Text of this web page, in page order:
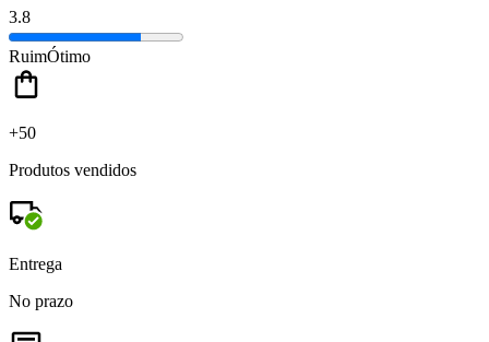
3.8
RuimÓtimo
+50
Produtos vendidos
Entrega
No prazo